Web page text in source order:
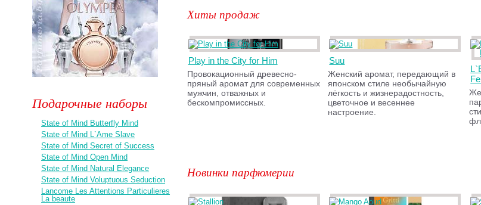
Хиты продаж
Play in the City for Him
Провокационный древесно-
пряный аромат для современных
мужчин, отважных и
бескомпромиссных.
Suu
Женский аромат, передающий в
японском стиле необычайную
лёгкость и жизнерадостность,
цветочное и весеннее
настроение.
Новинки парфюмерии
Подарочные наборы
State of Mind Butterfly Mind
State of Mind L`Ame Slave
State of Mind Secret of Success
State of Mind Open Mind
State of Mind Natural Elegance
State of Mind Voluptuous Seduction
Lancome Les Attentions Particulieres
La beaute